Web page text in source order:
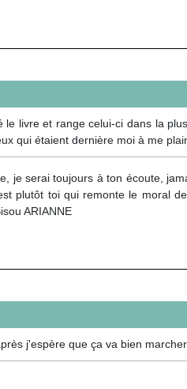
livre et range celui-ci dans la
qui étaient dernière moi à me
je serai toujours à ton écoute,
plutôt toi qui remonte le moral
ARIANNE
j'espère que ça va bien